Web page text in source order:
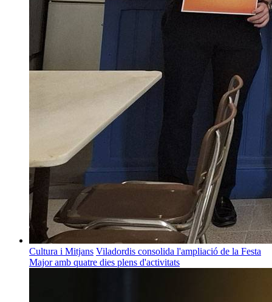
Cultura i Mitjans Viladordis consolida l'ampliació de la Festa
Major amb quatre dies plens d'activitats